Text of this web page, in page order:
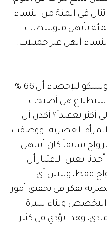
في المئة من النساء
بأنهن متوسطات
في دراسة أطلقها معهد اليونسكو للإحصاء أن 66 %
استطلاع هل أصبحت
أكثر تعقيداً؟ أكدن أن
المرأة العصرية. ووصفت
سابقاً كان أسهل
بعين الاعتبار أن
فقط، وليس أي
تفكر في تحقيق أمور
والتخصص وبناء سيرة
وهذا يؤدي في كثير